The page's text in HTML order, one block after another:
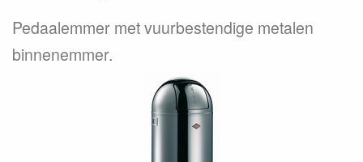
Pedaalemmer met vuurbestendige metalen
binnenemmer.